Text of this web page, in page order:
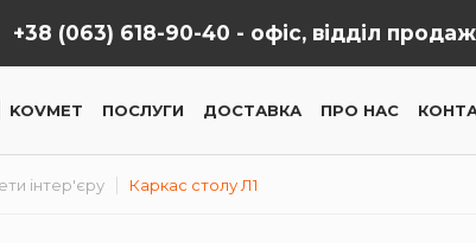
+38 (063) 618-90-40 - офіс, відділ
KOVMET ПОСЛУГИ ДОСТАВКА ПРО НАС
інтер'єру Каркас столу Л1